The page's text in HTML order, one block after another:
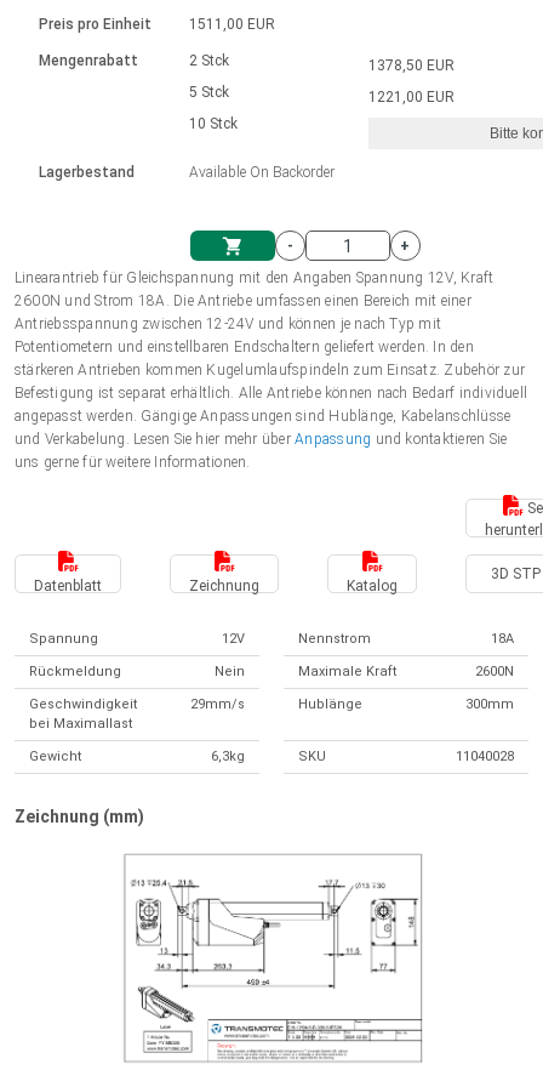
Einheitssystem
Einkaufswagen
Hubmagnete
230 - 50 Hz | 110 - 60 Hz
Drehzahlregelung für die AIS-Serie
Bürstenlose Gleichstrommotoren
mit Planetengetriebe und internem
Ø 28-42| 1-1400 rpm | <= 290Ncm
Bürstenlose DC Motor Controller
Gleichstrommotoren mit
Schneckengetriebe und Bürsten
Ø43-124mm | 31-425rpm | ≤ 41Nm
Treiber für Gleichstrommotoren mit
Synchron-Asynchron | für 1-4 Elektrozylinder
Synchron-Asynchron | für 1-4 Elektrozylinder
Français (EUR)
Polski (EUR)
Norsk (NOK)
Suomi (EUR)
Preis pro Einheit
Mengenrabatt
Lagerbestand
1511,00 EUR
2 Stck
5 Stck
10 Stck
Available On Backorder
1378,50 EUR
1221,00 EUR
Bitte
-
+
Linearantrieb für Gleichspannung mit den Angaben Spannung 12V, Kraft
2600N und Strom 18A. Die Antriebe umfassen einen Bereich mit einer
Antriebsspannung zwischen 12-24V und können je nach Typ mit
Potentiometern und einstellbaren Endschaltern geliefert werden. In den
stärkeren Antrieben kommen Kugelumlaufspindeln zum Einsatz. Zubehör zur
Befestigung ist separat erhältlich. Alle Antriebe können nach Bedarf individuell
angepasst werden. Gängige Anpassungen sind Hublänge, Kabelanschlüsse
und Verkabelung. Lesen Sie hier mehr überAnpassung und kontaktieren Sie
uns gerne für weitere Informationen.
Datenblatt Zeichnung Katalog
3D STP
Spannung 12V Nennstrom 18A
Rückmeldung Nein Maximale Kraft 2600N
Geschwindigkeit
bei Maximallast
29mm/s Hublänge 300mm
Gewicht 6,3kg SKU 11040028
Zeichnung (mm)